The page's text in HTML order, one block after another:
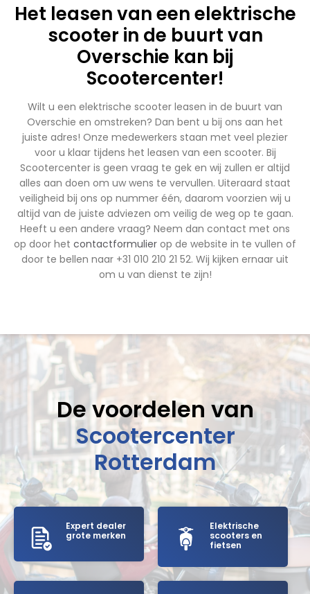
Het leasen van een elektrische
scooter in de buurt van
Overschie kan bij
Scootercenter!
Wilt u een elektrische scooter leasen in de buurt van
Overschie en omstreken? Dan bent u bij ons aan het
juiste adres! Onze medewerkers staan met veel plezier
voor u klaar tijdens het leasen van een scooter. Bij
Scootercenter is geen vraag te gek en wij zullen er altijd
alles aan doen om uw wens te vervullen. Uiteraard staat
veiligheid bij ons op nummer één, daarom voorzien wij u
altijd van de juiste adviezen om veilig de weg op te gaan.
Heeft u een andere vraag? Neem dan contact met ons
op door het contactformulier op de website in te vullen of
door te bellen naar +31 010 210 21 52. Wij kijken ernaar uit
om u van dienst te zijn!
De voordelen van
Scootercenter
Rotterdam
Expert dealer
grote merken
Elektrische
scooters en
fietsen